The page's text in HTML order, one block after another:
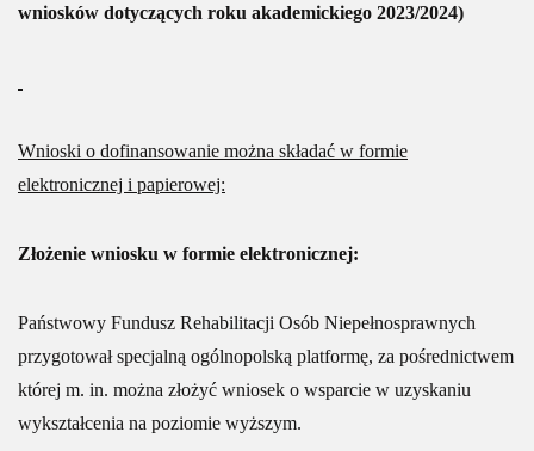
wniosków dotyczących roku akademickiego 2023/2024)
Wnioski o dofinansowanie można składać w formie
elektronicznej i papierowej:
Złożenie wniosku w formie elektronicznej:
Państwowy Fundusz Rehabilitacji Osób Niepełnosprawnych
przygotował specjalną ogólnopolską platformę, za pośrednictwem
której m. in. można złożyć wniosek o wsparcie w uzyskaniu
wykształcenia na poziomie wyższym.